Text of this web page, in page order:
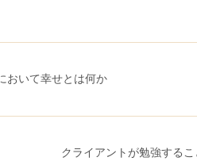
おいて幸せとは何か
クライアントが勉強する